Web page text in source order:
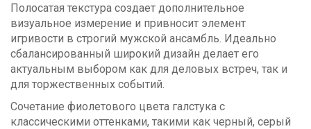
Полосатая текстура создает дополнительное
визуальное измерение и привносит элемент
игривости в строгий мужской ансамбль. Идеально
сбалансированный широкий дизайн делает его
актуальным выбором как для деловых встреч, так и
для торжественных событий.
Сочетание фиолетового цвета галстука с
классическими оттенками, такими как черный, серый